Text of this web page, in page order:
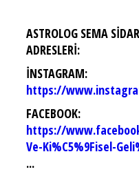
ASTROLOG SEMA
ADRESLERİ:
İNSTAGRAM:
https://
FACEBOOK:
https://
Ve-Ki%C5%9Fisel-
...